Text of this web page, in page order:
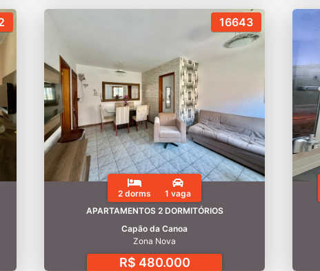
16643
2 dorms
1 vaga
APARTAMENTOS 2 DORMITÓRIOS
Capão da Canoa
Zona Nova
R$ 480.000